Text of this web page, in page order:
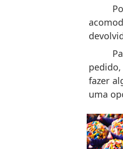
fazer
uma